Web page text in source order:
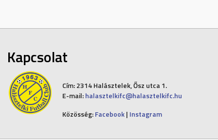
Kapcsolat
Cím:2314 Halásztelek, Ősz utca 1.
E-mail: halasztelkifc@halasztelkifc.hu
Közösség: Facebook| Instagram